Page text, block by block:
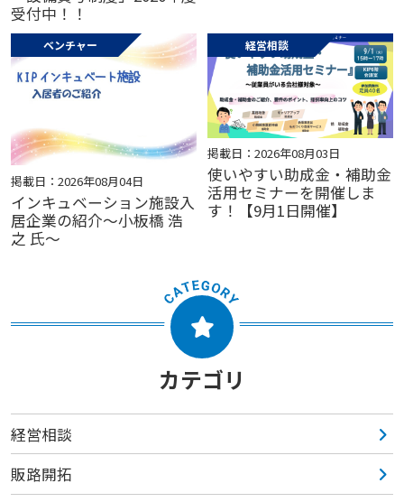
受付中！！
ベンチャー
掲載日：2026年08月04日
インキュベーション施設入
居企業の紹介～小板橋 浩
之 氏～
経営相談
掲載日：2026年08月03日
使いやすい助成金・補助金
活用セミナーを開催しま
す！【9月1日開催】
カテゴリ
経営相談
販路開拓